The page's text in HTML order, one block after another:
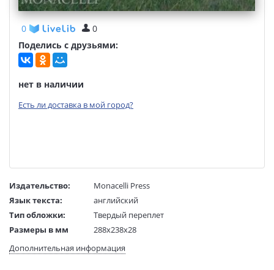
0
0
Поделись с друзьями:
нет в наличии
Есть ли доставка в мой город?
Издательство:
Monacelli Press
Язык текста:
английский
Тип обложки:
Твердый переплет
Размеры в мм
288x238x28
Вес:
1520 гр.
Дополнительная информация